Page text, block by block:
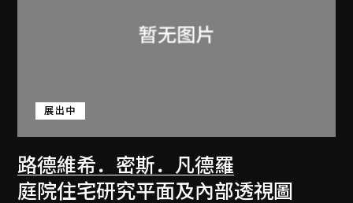
路德維希．密斯．凡德羅
展出中
庭院住宅研究平面及內部透視圖